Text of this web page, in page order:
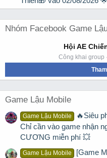
Nhóm Facebook Game
Hội AE
Công khai group
Game Lậu Mobile
Game Lậu Mobile
🔥Siêu
Chỉ cần vào game nhận
CƯƠNG miễn phí 💥
Game Lậu Mobile
[Game